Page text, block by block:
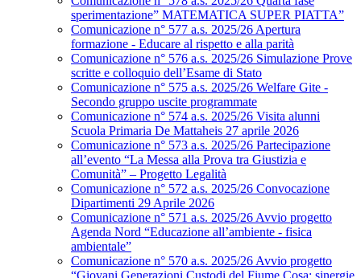
sperimentazione” MATEMATICA SUPER PIATTA”
Comunicazione n° 577 a.s. 2025/26 Apertura
formazione - Educare al rispetto e alla parità
Comunicazione n° 576 a.s. 2025/26 Simulazione Prove
scritte e colloquio dell’Esame di Stato
Comunicazione n° 575 a.s. 2025/26 Welfare Gite -
Secondo gruppo uscite programmate
Comunicazione n° 574 a.s. 2025/26 Visita alunni
Scuola Primaria De Mattaheis 27 aprile 2026
Comunicazione n° 573 a.s. 2025/26 Partecipazione
all’evento “La Messa alla Prova tra Giustizia e
Comunità” – Progetto Legalità
Comunicazione n° 572 a.s. 2025/26 Convocazione
Dipartimenti 29 Aprile 2026
Comunicazione n° 571 a.s. 2025/26 Avvio progetto
Agenda Nord “Educazione all’ambiente - fisica
ambientale”
Comunicazione n° 570 a.s. 2025/26 Avvio progetto